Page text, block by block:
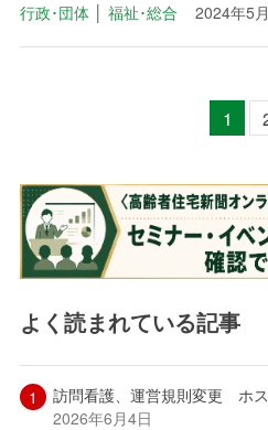
行政･団体│ 福祉･総合 2024年5
1
よく読まれている記事
訪問看護、運営規則変更 ホ
2026年6月4日